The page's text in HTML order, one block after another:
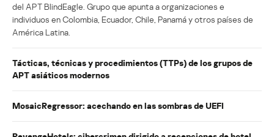
del APT BlindEagle. Grupo que apunta a organizaciones e
individuos en Colombia, Ecuador, Chile, Panamá y otros países de
América Latina.
Tácticas, técnicas y procedimientos (TTPs) de los grupos de
APT asiáticos modernos
MosaicRegressor: acechando en las sombras de UEFI